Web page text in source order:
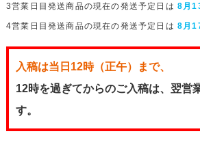
3営業日目発送商品の現在の発送予定日は 8月
4営業日目発送商品の現在の発送予定日は 8月
入稿は当日12時（正午）まで、
12時を過ぎてからのご入稿は、翌営
す。